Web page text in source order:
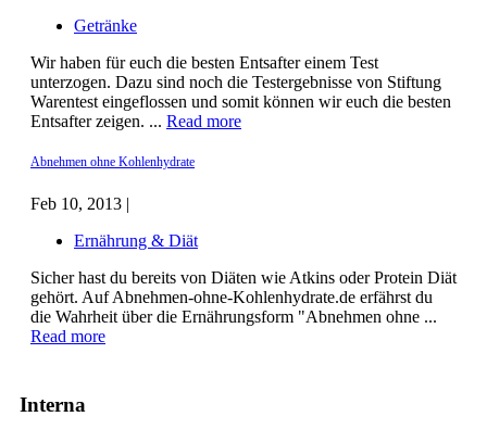
Getränke
Wir haben für euch die besten Entsafter einem Test
unterzogen. Dazu sind noch die Testergebnisse von Stiftung
Warentest eingeflossen und somit können wir euch die besten
Entsafter zeigen. ... Read more
Abnehmen ohne Kohlenhydrate
Feb 10, 2013 |
Ernährung & Diät
Sicher hast du bereits von Diäten wie Atkins oder Protein Diät
gehört. Auf Abnehmen-ohne-Kohlenhydrate.de erfährst du
die Wahrheit über die Ernährungsform "Abnehmen ohne ...
Read more
Interna